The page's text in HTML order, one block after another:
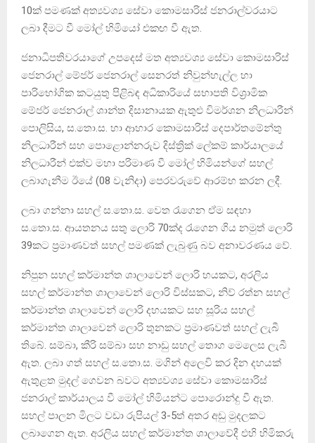
10ක් පමණක් අත්‍යවශ්‍ය සේවා කොමසාරිස් ජනරාල්වරයාට
ලබා දීමට වී මෝල් හිමියෝ එකඟ වී ඇත.
ජනාධිපතිවරයාගේ උපදෙස් මත අත්‍යවශ්‍ය සේවා කොමසාරිස්
ජෙනරාල් මේජර් ජෙනරාල් සෙනරත් නිවුන්හැල්ල හා
පාරිභෝගික කටයුතු පිළිබඳ අධිකාරියේ සභාපති විශ්‍රාමික
මේජර් ජෙනරාල් ශාන්ත දිසානායක ඇතුළු විමර්ශන නිලධාරීන්
පොලිසිය, ස.තො.ස. හා ආහාර කොමසාරිස් දෙපාර්තමේන්තු
නිලධාරීන් සහ පොළොන්නරුව දිස්ත්‍රික් ලේකම් කාර්යාලයේ
නිලධාරීන් එක්ව මහා පරිමාණ වී මෝල් හිමියන්ගේ සහල්
ලබාගැනීම ඊයේ (08 වැනිදා) පෙරවරුවේ ආරම්භ කරන ලදී.
ලබා ගන්නා සහල් ස​.තො.ස. වෙත රැගෙන ඒම සඳහා
ස.තො.ස. ආයතනය සතු ලොරි 70ක්ද රැගෙන ගිය නමුත් ලොරි
39කට ප්‍රමාණවත් සහල් පමණක් ලැබුණු බව අනාවරණය වේ.
නිපුන සහල් කර්මාන්ත ශාලාවෙන් ලොරි හයකට, අරලිය
සහල් කර්මාන්ත ශාලාවෙන් ලොරි විස්සකට, නිව් රත්න සහල්
කර්මාන්ත ශාලාවෙන් ලොරි දහයකට සහ සූරිය සහල්
කර්මාන්ත ශාලාවෙන් ලොරි තුනකට ප්‍රමාණවත් සහල් ලැබී
තිබේ. සම්බා, කීරි සම්බා සහ නාඩු සහල් තොග මෙලෙස ලැබී
ඇත. ලබා ගත් සහල් ස.තො.ස. මගින් අලෙවි කර දින දහයක්
ඇතුළත මුදල් ගෙවන බවට අත්‍යවශ්‍ය සේවා කොමසාරිස්
ජනරාල් කාර්යාලය වී මෝල් හිමියන්ට පොරොන්දු වී ඇත.
සහල් පාලන මිලට වඩා රුපියල් 3-5ත් අතර අඩු මුදලකට
ලබාගෙන ඇත. අරලිය සහල් කර්මාන්ත ශාලාවේදී එහි හිමිකරු